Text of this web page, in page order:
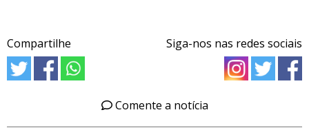
Compartilhe Siga-nos nas redes sociais
Comente a notícia